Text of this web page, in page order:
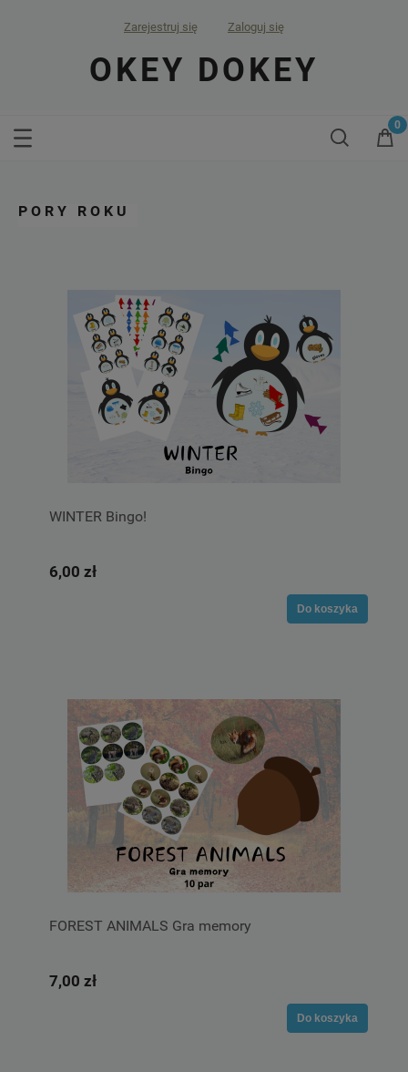
Zarejestruj się Zaloguj się
OKEY DOKEY
PORY ROKU
WINTER Bingo!
6,00 zł
Do koszyka
FOREST ANIMALS Gra memory
7,00 zł
Do koszyka